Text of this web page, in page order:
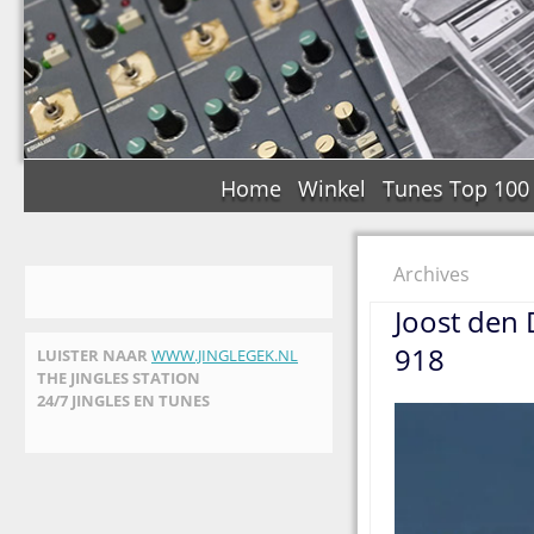
Home Winkel Tunes Top 100
LUISTER NAAR WWW.JINGLEGEK.NL
THE JINGLES STATION
24/7 JINGLES EN TUNES
Archives
Joost
918